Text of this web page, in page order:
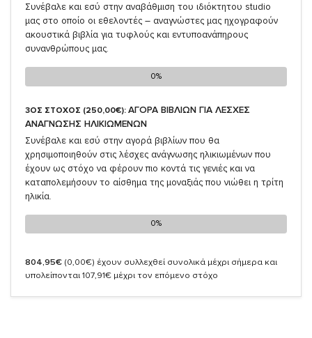
Συνέβαλε και εσύ στην αναβάθμιση του ιδιόκτητου studio
μας στο οποίο οι εθελοντές – αναγνώστες μας ηχογραφούν
ακουστικά βιβλία για τυφλούς και εντυποανάπηρους
συνανθρώπους μας.
0%
0%
3ΟΣ ΣΤΟΧΟΣ (250,00€): ΑΓΟΡΑ ΒΙΒΛΙΩΝ ΓΙΑ ΛΕΣΧΕΣ
ΑΝΑΓΝΩΣΗΣ ΗΛΙΚΙΩΜΕΝΩΝ
Συνέβαλε και εσύ στην αγορά βιβλίων που θα
χρησιμοποιηθούν στις λέσχες ανάγνωσης ηλικιωμένων που
έχουν ως στόχο να φέρουν πιο κοντά τις γενιές και να
καταπολεμήσουν το αίσθημα της μοναξιάς που νιώθει η τρίτη
ηλικία.
0%
0%
804,95€ (0,00€) έχουν συλλεχθεί συνολικά μέχρι σήμερα και
υπολείπονται 107,91€ μέχρι τον επόμενο στόχο